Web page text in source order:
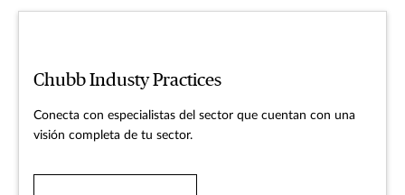
Chubb Industy Practices
Conecta con especialistas del sector que cuentan con una
visión completa de tu sector.